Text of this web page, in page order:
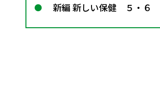
新編 新しい保健 ５・６